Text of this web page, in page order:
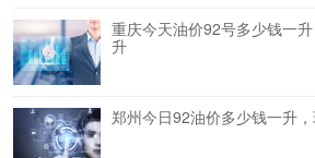
重庆今天油价92号多少钱一
升
郑州今日92油价多少钱一升